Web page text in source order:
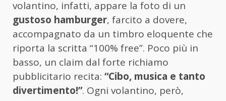
volantino, infatti, appare la foto di un
gustoso hamburger, farcito a dovere,
accompagnato da un timbro eloquente che
riporta la scritta “100% free”. Poco più in
basso, un claim dal forte richiamo
pubblicitario recita: “Cibo, musica e tanto
divertimento!”. Ogni volantino, però,